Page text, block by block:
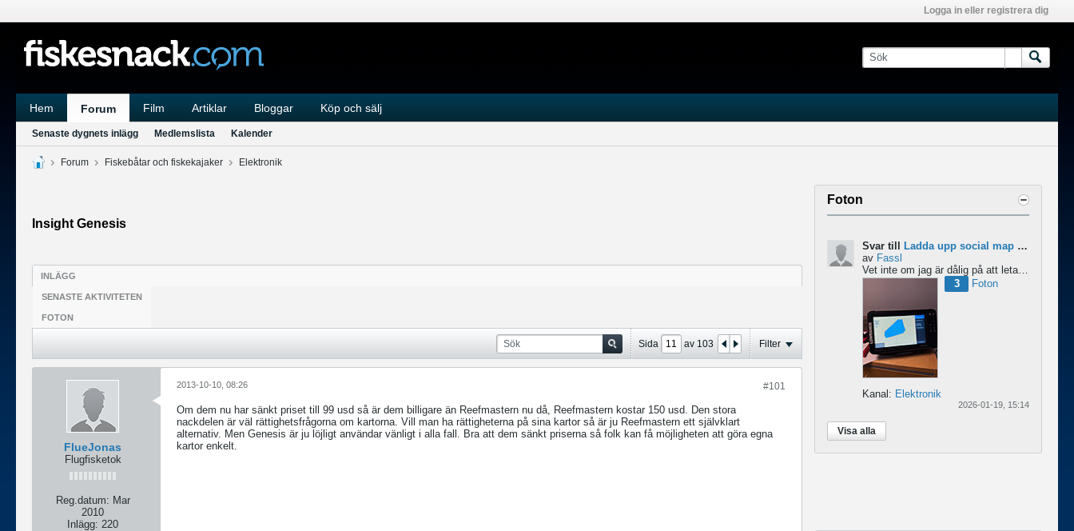
Logga in eller registrera dig
Hem Forum Film Artiklar Bloggar Köp och sälj
Senaste dygnets inlägg Medlemslista Kalender
Forum Fiskebåtar och fiskekajaker Elektronik
Insight Genesis
INLÄGG
SENASTE AKTIVITETEN
FOTON
Sida av 103 Filter
FlueJonas
Flugfisketok
Reg.datum: Mar
2010
Inlägg: 220
#101
2013-10-10, 08:26
Om dem nu har sänkt priset till 99 usd så är dem billigare än Reefmastern nu då, Reefmastern kostar 150 usd. Den stora
nackdelen är väl rättighetsfrågorna om kartorna. Vill man ha rättigheterna på sina kartor så är ju Reefmastern ett självklart
alternativ. Men Genesis är ju löjligt användar vänligt i alla fall. Bra att dem sänkt priserna så folk kan få möjligheten att göra egna
kartor enkelt.
Foton
Svar till
Ladda upp social map till Lowrance Eagle
av Fassl
Vet inte om jag är dålig på att leta men jag hittar inget om att ladda upp social maps i manualen....
3
Foton
Kanal: Elektronik
2026-01-19, 15:14
Visa alla